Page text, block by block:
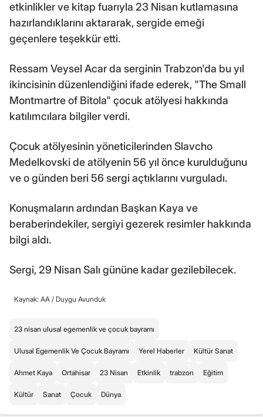
etkinlikler ve kitap fuarıyla 23 Nisan kutlamasına
hazırlandıklarını aktararak, sergide emeği
geçenlere teşekkür etti.
Ressam Veysel Acar da serginin Trabzon'da bu yıl
ikincisinin düzenlendiğini ifade ederek, "The Small
Montmartre of Bitola" çocuk atölyesi hakkında
katılımcılara bilgiler verdi.
Çocuk atölyesinin yöneticilerinden Slavcho
Medelkovski de atölyenin 56 yıl önce kurulduğunu
ve o günden beri 56 sergi açtıklarını vurguladı.
Konuşmaların ardından Başkan Kaya ve
beraberindekiler, sergiyi gezerek resimler hakkında
bilgi aldı.
Sergi, 29 Nisan Salı gününe kadar gezilebilecek.
Kaynak: AA / Duygu Avunduk
23 nisan ulusal egemenlik ve çocuk bayramı
Ulusal Egemenlik Ve Çocuk Bayramı Yerel Haberler Kültür Sanat
Ahmet Kaya Ortahisar 23 Nisan Etkinlik trabzon Eğitim
Kültür Sanat Çocuk Dünya